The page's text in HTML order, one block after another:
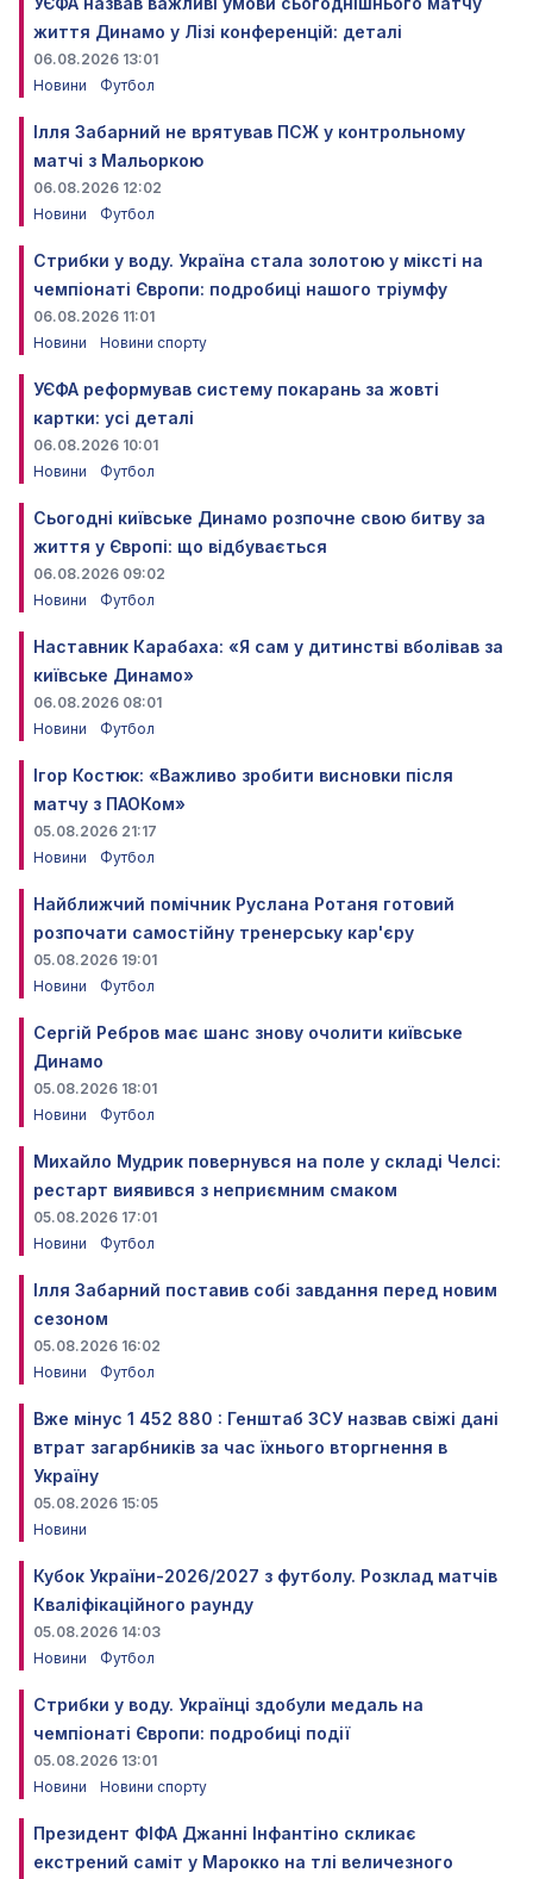
життя Динамо у Лізі конференцій: деталі
06.08.2026 13:01
Новини
Футбол
Ілля Забарний не врятував ПСЖ у контрольному
матчі з Мальоркою
06.08.2026 12:02
Новини
Футбол
Стрибки у воду. Україна стала золотою у міксті на
чемпіонаті Європи: подробиці нашого тріумфу
06.08.2026 11:01
Новини
Новини спорту
УЄФА реформував систему покарань за жовті
картки: усі деталі
06.08.2026 10:01
Новини
Футбол
Сьогодні київське Динамо розпочне свою битву за
життя у Європі: що відбувається
06.08.2026 09:02
Новини
Футбол
Наставник Карабаха: «Я сам у дитинстві вболівав за
київське Динамо»
06.08.2026 08:01
Новини
Футбол
Ігор Костюк: «Важливо зробити висновки після
матчу з ПАОКом»
05.08.2026 21:17
Новини
Футбол
Найближчий помічник Руслана Ротаня готовий
розпочати самостійну тренерську кар'єру
05.08.2026 19:01
Новини
Футбол
Сергій Ребров має шанс знову очолити київське
Динамо
05.08.2026 18:01
Новини
Футбол
Михайло Мудрик повернувся на поле у складі Челсі:
рестарт виявився з неприємним смаком
05.08.2026 17:01
Новини
Футбол
Ілля Забарний поставив собі завдання перед новим
сезоном
05.08.2026 16:02
Новини
Футбол
Вже мінус 1 452 880 : Генштаб ЗСУ назвав свіжі дані
втрат загарбників за час їхнього вторгнення в
Україну
05.08.2026 15:05
Новини
Кубок України-2026/2027 з футболу. Розклад матчів
Кваліфікаційного раунду
05.08.2026 14:03
Новини
Футбол
Стрибки у воду. Українці здобули медаль на
чемпіонаті Європи: подробиці події
05.08.2026 13:01
Новини
Новини спорту
Президент ФІФА Джанні Інфантіно скликає
екстрений саміт у Марокко на тлі величезного